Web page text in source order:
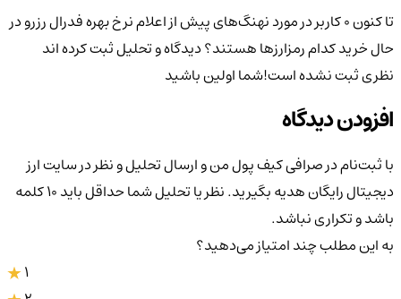
تا کنون 0 کاربر در مورد
نهنگ‌های پیش از اعلام نرخ بهره فدرال رزرو در
حال خرید کدام رمزارزها هستند؟دیدگاه و تحلیل ثبت کرده اند
نظری ثبت نشده است!شما اولین باشید
افزودن دیدگاه
با ثبت‌نام در صرافی کیف پول من و ارسال تحلیل و نظر در سایت ارز
دیجیتال رایگان هدیه بگیرید. نظر یا تحلیل شما حداقل باید ۱۰ کلمه
باشد و تکراری نباشد.
به این مطلب چند امتیاز می‌دهید؟